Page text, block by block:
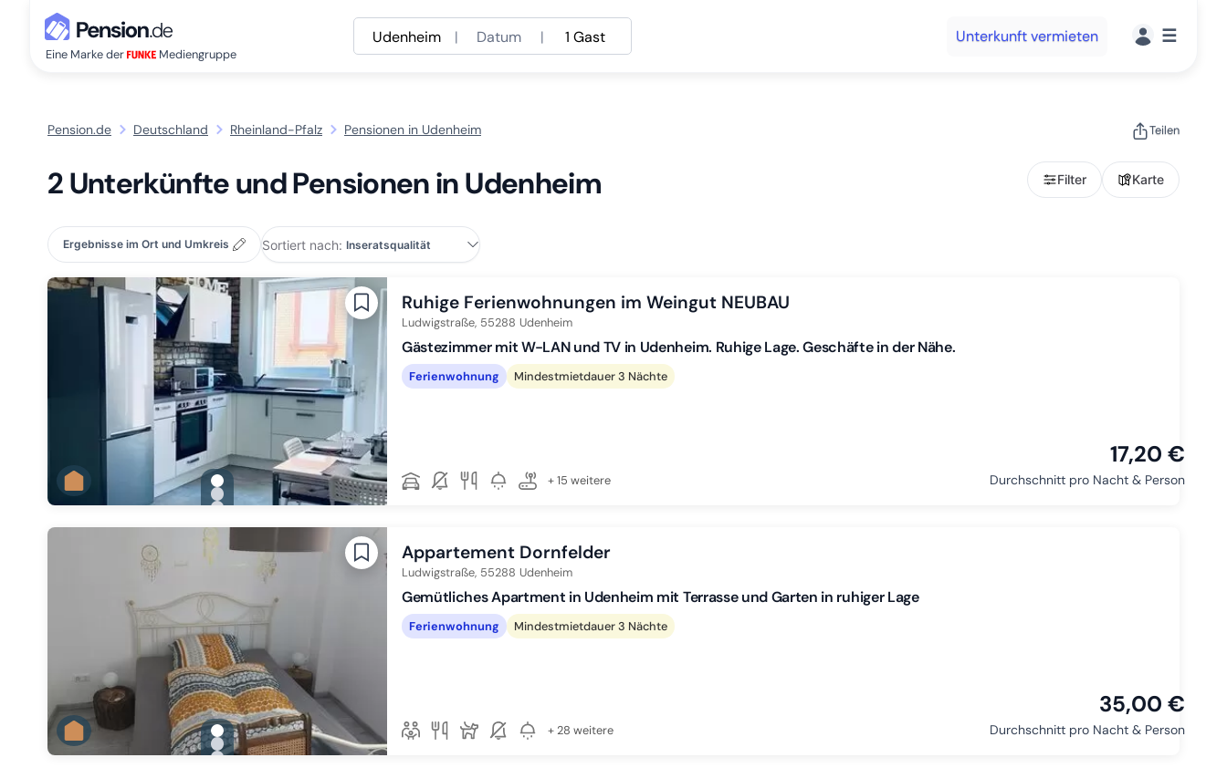
Eine Marke der Mediengruppe
Udenheim | Datum | 1 Gast Unterkunft vermieten ☰
Pension.de Deutschland Rheinland-Pfalz Pensionen in Udenheim Teilen
2 Unterkünfte und Pensionen in Udenheim Filter Karte
Ergebnisse im Ort und Umkreis Sortiert nach:
gallery.slide_selector
Zu Slide 1 wechseln
Zu Slide 2 wechseln
Ruhige Ferienwohnungen im Weingut NEUBAU
Ludwigstraße, 55288 Udenheim
Gästezimmer mit W-LAN und TV in Udenheim. Ruhige Lage. Geschäfte in der Nähe.
Ferienwohnung Mindestmietdauer 3 Nächte
+ 15 weitere
17,20 €
Durchschnitt pro Nacht & Person
gallery.slide_selector
Zu Slide 1 wechseln
Zu Slide 2 wechseln
Appartement Dornfelder
Ludwigstraße, 55288 Udenheim
Gemütliches Apartment in Udenheim mit Terrasse und Garten in ruhiger Lage
Ferienwohnung Mindestmietdauer 3 Nächte
+ 28 weitere
35,00 €
Durchschnitt pro Nacht & Person